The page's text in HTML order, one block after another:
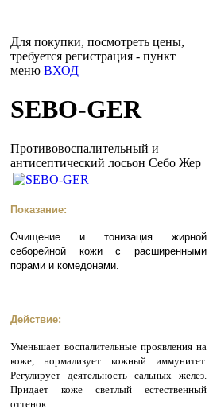
Для покупки, посмотреть цены,
требуется регистрация - пункт
меню ВХОД
SEBO-GER
Противовоспалительный и
антисептический лосьон Себо Жер
Показание:
Очищение и тонизация жирной
себорейной кожи с расширенными
порами и комедонами.
Действие:
Уменьшает воспалительные проявления на
коже, нормализует кожный иммунитет.
Регулирует деятельность сальных желез.
Придает коже светлый естественный
оттенок.